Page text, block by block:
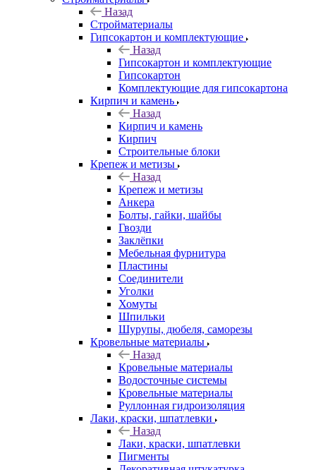
Назад
Стройматериалы
Гипсокартон и комплектующие
Назад
Гипсокартон и комплектующие
Гипсокартон
Комплектующие для гипсокартона
Кирпич и камень
Назад
Кирпич и камень
Кирпич
Строительные блоки
Крепеж и метизы
Назад
Крепеж и метизы
Анкера
Болты, гайки, шайбы
Гвозди
Заклёпки
Мебельная фурнитура
Пластины
Соединители
Уголки
Хомуты
Шпильки
Шурупы, дюбеля, саморезы
Кровельные материалы
Назад
Кровельные материалы
Водосточные системы
Кровельные материалы
Руллонная гидроизоляция
Лаки, краски, шпатлевки
Назад
Лаки, краски, шпатлевки
Пигменты